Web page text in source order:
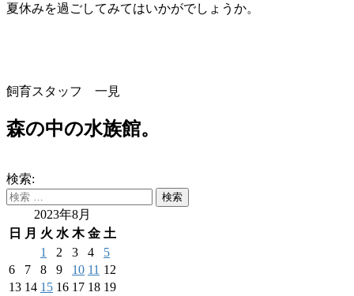
夏休みを過ごしてみてはいかがでしょうか。
飼育スタッフ 一見
森の中の水族館。
検索:
2023年8月
日
月 火 水 木 金 土
1 2 3 4
5
6
7 8 9 10 11 12
13 14 15 16 17 18 19